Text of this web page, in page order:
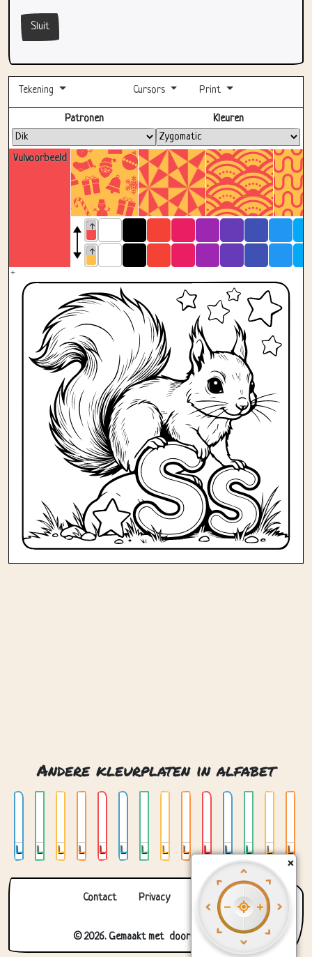
Sluit
Tekening Cursors Print
Volledig scherm
Vulvoorbeeld
Patronen Kleuren
Andere kleurplaten in alfabet
Letter a Letter b Letter c Letter d Letter e Letter f Letter g Letter h Letter i Letter j Letter k Letter l Letter m Letter n
Contact Privacy Over ons
© 2026. Gemaakt met door Zygomatic .
×